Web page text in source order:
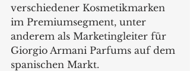
verschiedener Kosmetikmarken
im Premiumsegment, unter
anderem als Marketingleiter für
Giorgio Armani Parfums auf dem
spanischen Markt.